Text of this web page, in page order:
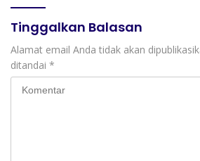
Tinggalkan Balasan
Alamat email Anda tidak akan
ditandai *